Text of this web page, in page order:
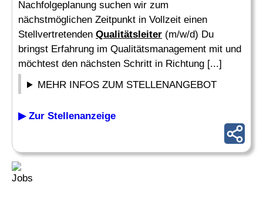
Nachfolgeplanung suchen wir zum
nächstmöglichen Zeitpunkt in Vollzeit einen
Stellvertretenden Qualitätsleiter (m/w/d) Du
bringst Erfahrung im Qualitätsmanagement mit und
möchtest den nächsten Schritt in Richtung [...]
MEHR INFOS ZUM STELLENANGEBOT
▶ Zur Stellenanzeige